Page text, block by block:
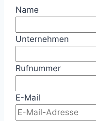
Name
Unternehmen
Rufnummer
E-Mail